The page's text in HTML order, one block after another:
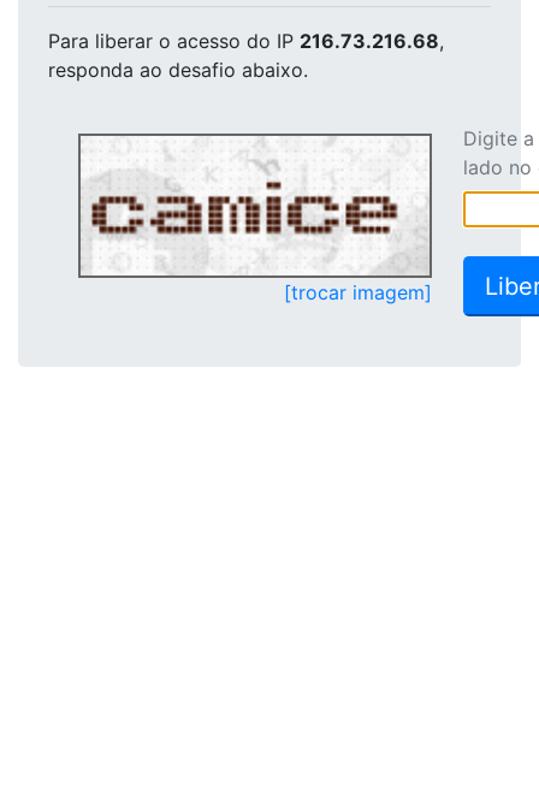
Para liberar o acesso do IP 216.73.216.68,
responda ao desafio abaixo.
[trocar imagem]
Digite
lado no